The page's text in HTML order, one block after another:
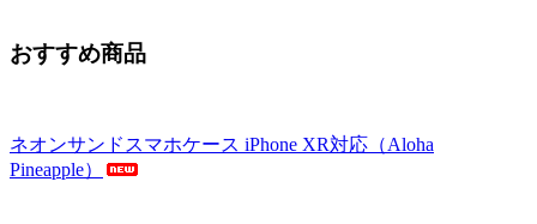
おすすめ商品
ネオンサンドスマホケース iPhone XR対応（Aloha
Pineapple）